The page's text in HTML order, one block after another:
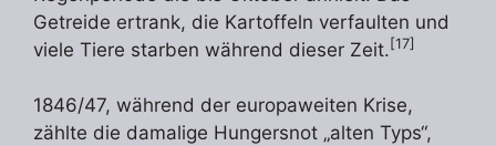
Getreide ertrank, die Kartoffeln verfaulten und
viele Tiere starben während dieser Zeit. [17]
1846/47, während der europaweiten Krise,
zählte die damalige Hungersnot „alten Typs“,